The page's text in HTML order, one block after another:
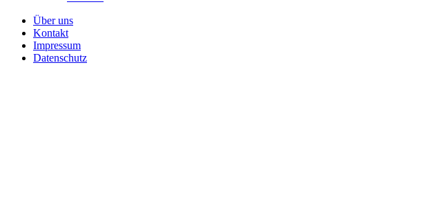
Über uns
Kontakt
Impressum
Datenschutz